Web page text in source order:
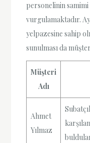
personelinin
vurgulamaktadır.
yelpazesine sahip
sunulması da
Müşteri
Adı
Ahmet
Yılmaz